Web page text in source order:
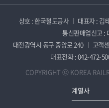
상호 : 한국철도공사 대표자 : 김
통신판매업신고 :
대전광역시 동구 중앙로 240
고객
대표전화 : 042-472-
COPYRIGHT ⓒ KOREA
계열사